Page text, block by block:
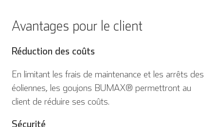
Avantages pour le client
Réduction des coûts
En limitant les frais de maintenance et les arrêts des
éoliennes, les goujons BUMAX® permettront au
client de réduire ses coûts.
Sécurité